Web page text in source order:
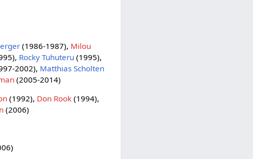
(1986-1987), Milou
Rocky Tuhuteru (1995),
2002), Matthias Scholten
(2005-2014)
(1992), Don Rook (1994),
(2006)